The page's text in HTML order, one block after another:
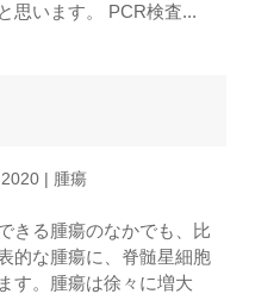
思います。 PCR検査...
| 腫瘍
きる腫瘍のなかでも、比
的な腫瘍に、脊髄星細胞
す。腫瘍は徐々に増大